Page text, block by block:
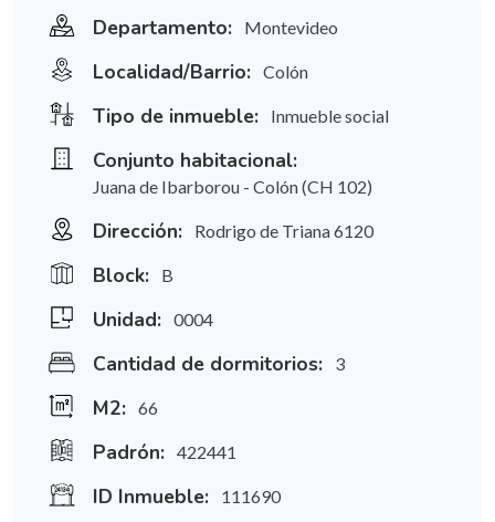
Departamento: Montevideo
Localidad/Barrio: Colón
Tipo de inmueble: Inmueble social
Conjunto habitacional:
Juana de Ibarborou - Colón (CH 102)
Dirección: Rodrigo de Triana 6120
Block: B
Unidad: 0004
Cantidad de dormitorios: 3
M2: 66
Padrón: 422441
ID Inmueble: 111690